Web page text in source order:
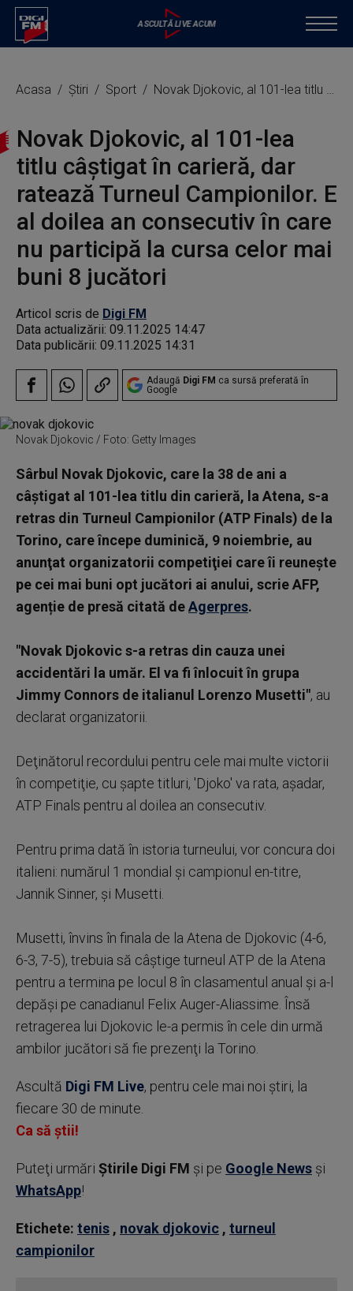
Acasa Știri Sport Novak Djokovic, al 101-lea titlu câștigat în carieră, dar ratează Turneul Campionilor. E al doilea an consecutiv în care nu participă la cursa celor mai buni 8 jucători
Novak Djokovic, al 101-lea
titlu câștigat în carieră, dar
ratează Turneul Campionilor. E
al doilea an consecutiv în care
nu participă la cursa celor mai
buni 8 jucători
Articol scris de Digi FM
Data actualizării: 09.11.2025 14:47
Data publicării: 09.11.2025 14:31
Adaugă Digi FM ca sursă preferată în
Google
Novak Djokovic / Foto: Getty Images
Sârbul Novak Djokovic, care la 38 de ani a
câştigat al 101-lea titlu din carieră, la Atena, s-a
retras din Turneul Campionilor (ATP Finals) de la
Torino, care începe duminică, 9 noiembrie, au
anunţat organizatorii competiţiei care îi reuneşte
pe cei mai buni opt jucători ai anului, scrie AFP,
agenție de presă citată deAgerpres.
"Novak Djokovic s-a retras din cauza unei
accidentări la umăr. El va fi înlocuit în grupa
Jimmy Connors de italianul Lorenzo Musetti", au
declarat organizatorii.
Deţinătorul recordului pentru cele mai multe victorii
în competiţie, cu şapte titluri, 'Djoko' va rata, aşadar,
ATP Finals pentru al doilea an consecutiv.
Pentru prima dată în istoria turneului, vor concura doi
italieni: numărul 1 mondial şi campionul en-titre,
Jannik Sinner, şi Musetti.
Musetti, învins în finala de la Atena de Djokovic (4-6,
6-3, 7-5), trebuia să câştige turneul ATP de la Atena
pentru a termina pe locul 8 în clasamentul anual şi a-l
depăşi pe canadianul Felix Auger-Aliassime. Însă
retragerea lui Djokovic le-a permis în cele din urmă
ambilor jucători să fie prezenţi la Torino.
Ascultă Digi FM Live, pentru cele mai noi știri, la
fiecare 30 de minute.
Ca să știi!
Puteţi urmări Știrile Digi FM şi pe Google News şi
WhatsApp!
Etichete: tenis , novak djokovic , turneul
campionilor